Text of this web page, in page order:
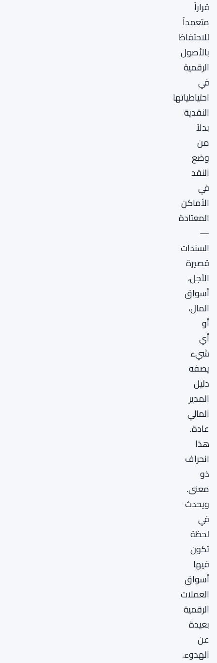
قراراً
متعمداً
للاحتفاظ
بالأصول
الرقمية
في
احتياطياتها
النقدية
بدلاً
من
وضع
النقد
في
الأماكن
المعتادة
—
السندات
قصيرة
الأجل،
أسواق
المال،
أو
أي
شيء
يصفه
دليل
المدير
المالي
عادة.
هذا
انحراف
ذو
معنى.
ويحدث
في
لحظة
تكون
فيها
أسواق
العملات
الرقمية
بعيدة
عن
الهدوء.